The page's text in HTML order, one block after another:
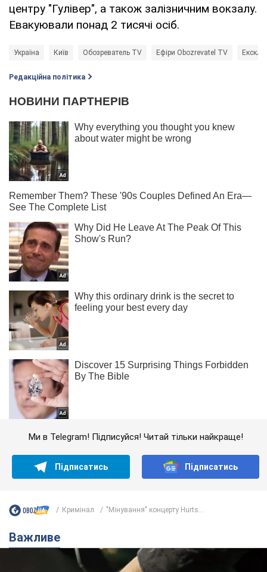
центру "Гулівер", а також залізничним вокзалу.
Евакуювали понад 2 тисячі осіб.
Україна Київ Обозреватель TV Ефіри Obozrevatel TV
Редакційна політика
Ми в Telegram! Підписуйся! Читай тільки найкраще!
Підписатись Підписатись
Кримінал "Мінування" концерту Hurts...
Важливе